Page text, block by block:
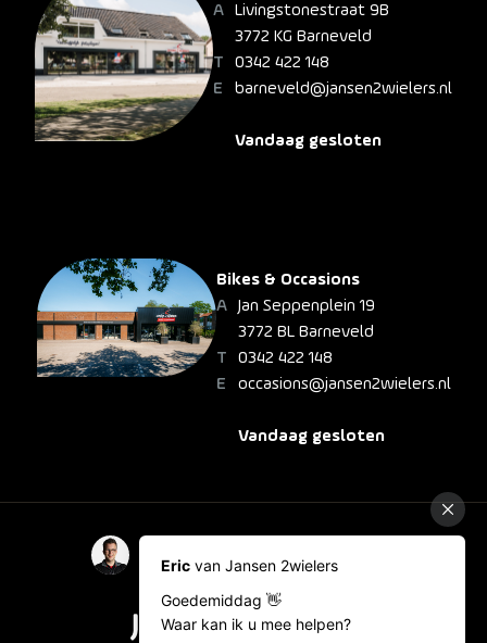
Livingstonestraat 9B
3772 KG Barneveld
0342 422 148
barneveld@jansen2wielers.nl
Vandaag gesloten
Bikes & Occasions
Jan Seppenplein 19
3772 BL Barneveld
0342 422 148
occasions@jansen2wielers.nl
Vandaag gesloten